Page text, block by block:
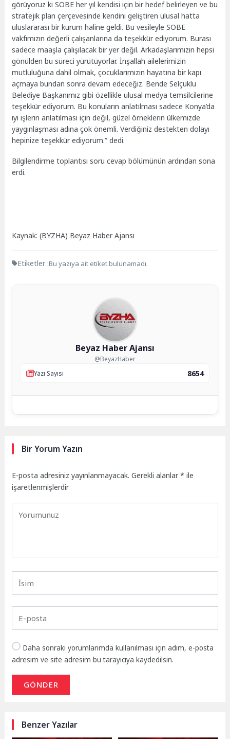
görüyoruz ki SOBE her yıl kendisi için bir hedef belirleyen ve bu
stratejik plan çerçevesinde kendini geliştiren ulusal hatta
uluslararası bir kurum haline geldi. Bu vesileyle SOBE
vakfımızın değerli çalışanlarına da teşekkür ediyorum. Burası
sadece maaşla çalışılacak bir yer değil. Arkadaşlarımızın hepsi
gönülden bu süreci yürütüyorlar. İnşallah ailelerimizin
mutluluğuna dahil olmak, çocuklarımızın hayatına bir kapı
açmaya bundan sonra devam edeceğiz. Bende Selçuklu
Belediye Başkanımız gibi özellikle ulusal medya temsilcilerine
teşekkür ediyorum. Bu konuların anlatılması sadece Konya’da
iyi işlerin anlatılması için değil, güzel örneklerin ülkemizde
yaygınlaşması adına çok önemli. Verdiğiniz destekten dolayı
hepinize teşekkür ediyorum.” dedi.
Bilgilendirme toplantısı soru cevap bölümünün ardından sona
erdi.
Kaynak: (BYZHA) Beyaz Haber Ajansı
Etiketler :Bu yazıya ait etiket bulunamadı.
Beyaz Haber Ajansı
@BeyazHaber
Yazı Sayısı
8654
Bir Yorum Yazın
E-posta adresiniz yayınlanmayacak. Gerekli alanlar* ile
işaretlenmişlerdir
Daha sonraki yorumlarımda kullanılması için adım, e-posta
adresim ve site adresim bu tarayıcıya kaydedilsin.
GÖNDER
Benzer Yazılar